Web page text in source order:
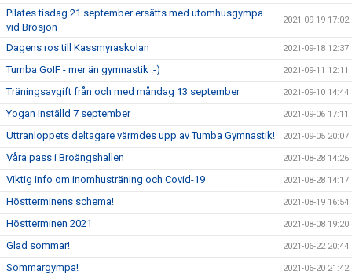
Pilates tisdag 21 september ersätts med utomhusgympa
vid Brosjön
2021-09-19 17:02
Dagens ros till Kassmyraskolan 2021-09-18 12:37
Tumba GoIF - mer än gymnastik :-) 2021-09-11 12:11
Träningsavgift från och med måndag 13 september 2021-09-10 14:44
Yogan inställd 7 september 2021-09-06 17:11
Uttranloppets deltagare värmdes upp av Tumba Gymnastik! 2021-09-05 20:07
Våra pass i Broängshallen 2021-08-28 14:26
Viktig info om inomhusträning och Covid-19 2021-08-28 14:17
Höstterminens schema! 2021-08-19 16:54
Höstterminen 2021 2021-08-08 19:20
Glad sommar! 2021-06-22 20:44
Sommargympa! 2021-06-20 21:42